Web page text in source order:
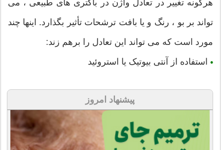
هرگونه تغییر در تعادل واژن در باکتری های طبیعی ، می
تواند بر بو ، رنگ و یا بافت ترشحات تأثیر بگذارد. اینها چند
مورد است که می تواند این تعادل را برهم زند:
• استفاده از آنتی بیوتیک یا استروئید
پیشنهاد امروز